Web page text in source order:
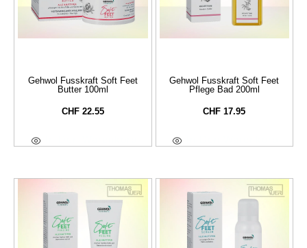
Gehwol Fusskraft Soft Feet
Butter 100ml
CHF22.55
Gehwol Fusskraft Soft Feet
Pflege Bad 200ml
CHF 17.95